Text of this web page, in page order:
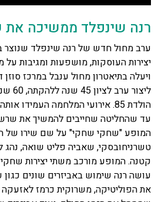
רנה שינפלד ממשיכה את
ערב מחול חדש של רנה שינפלד שנוצר
יצירות העוסקות, מושפעות ומגיבות
ויעלה בתיאטרון מחול ענבל במרכז
הולדת 85. אירועי המלחמה העמידו
עד שהחליטה שחייבים להמשיך את
המופע "שחקי שחקי" על שם שירו של
טשרניחובסקי, שאביה פליט שואה, נהג
קטנה. המופע מורכב משתי יצירות שחקי
עושה רנה שימוש באביזרים שונים
את הפוליטיקה, משרוקית כרמז